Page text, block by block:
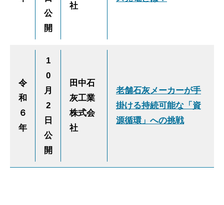
公
開
社
令
和
６
年
1
0
月
2
日
公
開
田中石
灰工業
株式会
社
老舗石灰メーカーが手
掛ける持続可能な「資
源循環」への挑戦